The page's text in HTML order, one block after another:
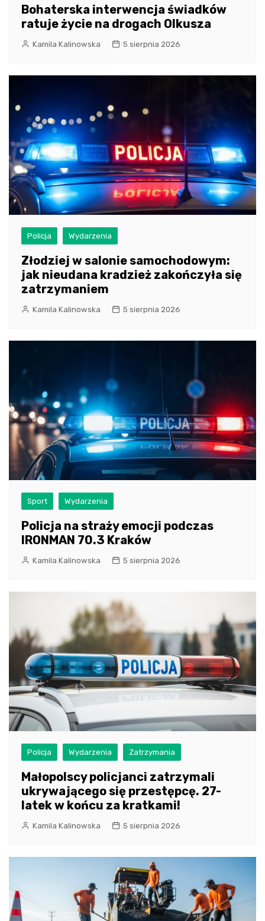
Bohaterska interwencja świadków
ratuje życie na drogach Olkusza
Kamila Kalinowska 5 sierpnia 2026
Policja Wydarzenia
Złodziej w salonie samochodowym:
jak nieudana kradzież zakończyła się
zatrzymaniem
Kamila Kalinowska 5 sierpnia 2026
Sport Wydarzenia
Policja na straży emocji podczas
IRONMAN 70.3 Kraków
Kamila Kalinowska 5 sierpnia 2026
Policja Wydarzenia Zatrzymania
Małopolscy policjanci zatrzymali
ukrywającego się przestępcę. 27-
latek w końcu za kratkami!
Kamila Kalinowska 5 sierpnia 2026